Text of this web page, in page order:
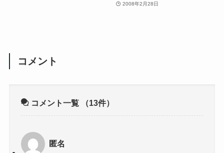
2008年2月28日
コメント
コメント一覧 （13件）
匿名